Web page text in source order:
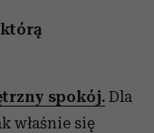
spokój. Dla
właśnie się